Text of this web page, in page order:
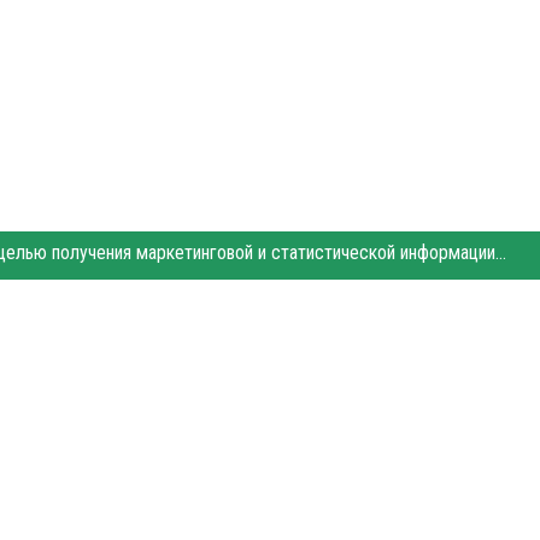
Этот сайт использует «cookies». Также сайт использует интернет-сервис для сбора технических данных касательно посетителей с целью получения маркетинговой и статистической информации. Условия обработки данных посетителей сайта см.